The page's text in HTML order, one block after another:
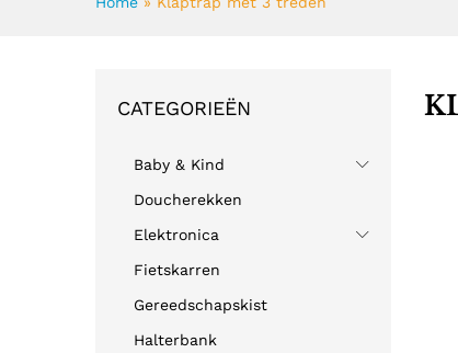
CATEGORIEËN
Baby & Kind
Doucherekken
Elektronica
Fietskarren
Gereedschapskist
Halterbank